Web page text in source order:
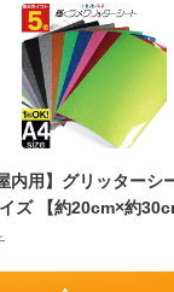
内用】グリッターシ
ズ 【約20cm×約